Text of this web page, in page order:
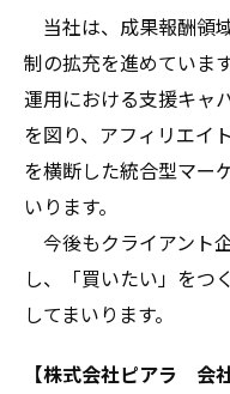
当社は、成果報酬領
制の拡充を進めていま
運用における支援キャ
を図り、アフィリエイ
を横断した統合型マー
いります。
今後もクライアント
し、「買いたい」をつ
してまいります。
【株式会社ピアラ 会